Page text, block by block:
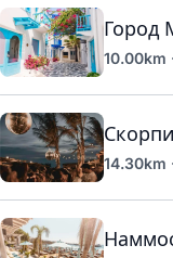
Город
10.00km
14.30km